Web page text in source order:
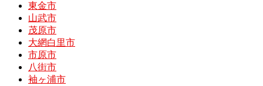
東金市
山武市
茂原市
大網白里市
市原市
八街市
袖ヶ浦市